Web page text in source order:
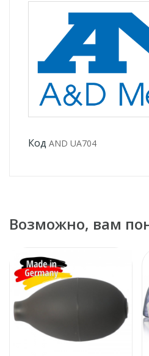
Код AND UA704
Возможно, вам